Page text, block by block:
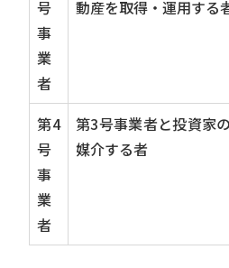
号
事
業
者
動産を取得・運用する
第4
号
事
業
者
第3号事業者と投資家
媒介する者